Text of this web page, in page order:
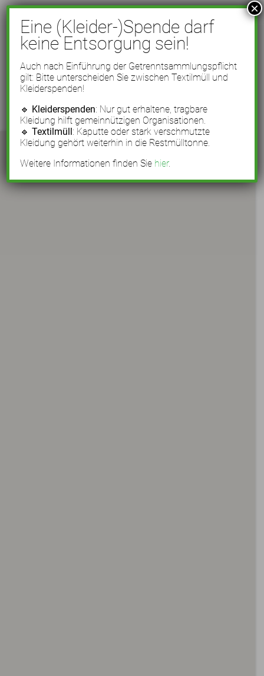
Eine (Kleider-)Spende darf
keine Entsorgung sein!
Auch nach Einführung der Getrenntsammlungspflicht
gilt: Bitte unterscheiden Sie zwischen Textilmüll und
Kleiderspenden!
🔹 Kleiderspenden: Nur gut erhaltene, tragbare
Kleidung hilft gemeinnützigen Organisationen.
🔹Textilmüll: Kaputte oder stark verschmutzte
Kleidung gehört weiterhin in die Restmülltonne.
Weitere Informationen finden Sie hier.
×